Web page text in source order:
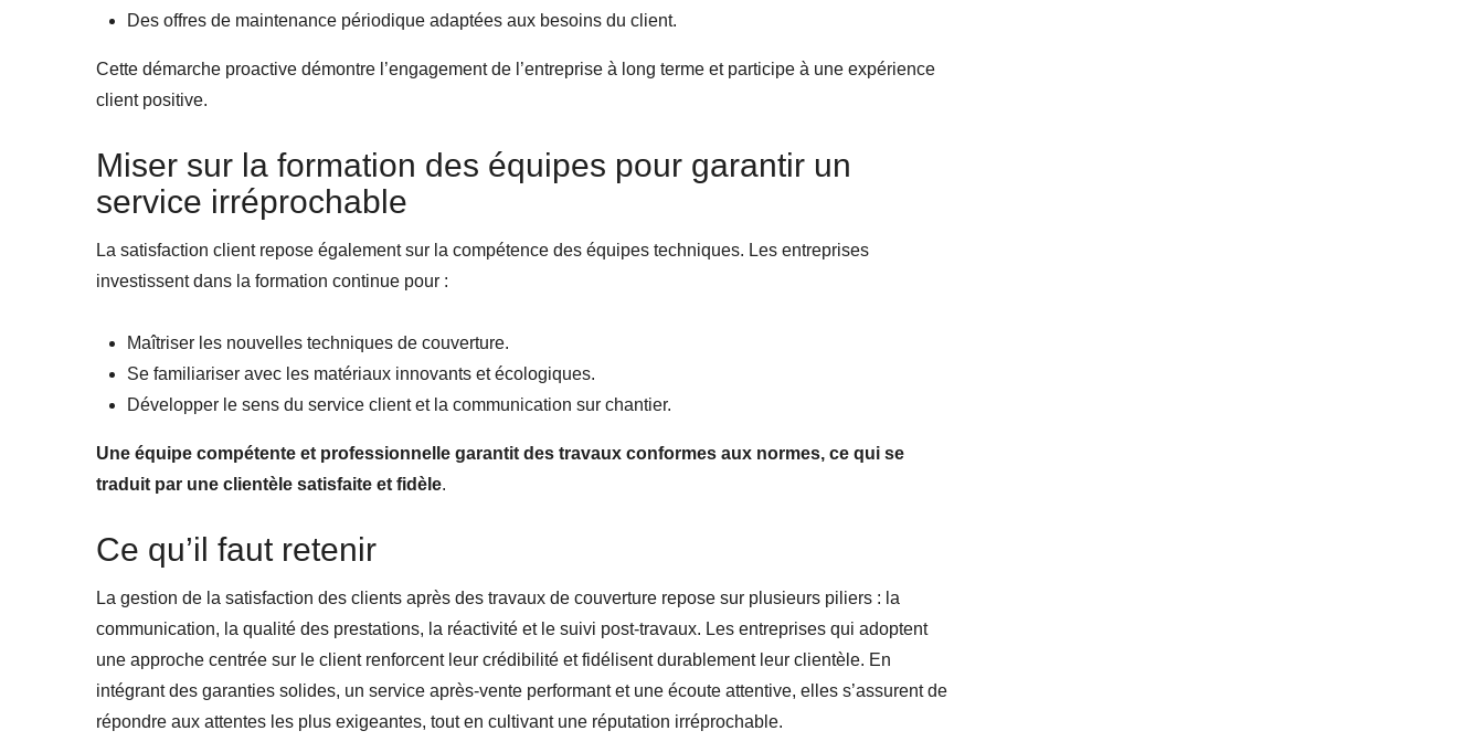
Des offres de maintenance périodique adaptées aux besoins du client.
Cette démarche proactive démontre l’engagement de l’entreprise à long terme et participe à une expérience
client positive.
Miser sur la formation des équipes pour garantir un
service irréprochable
La satisfaction client repose également sur la compétence des équipes techniques. Les entreprises
investissent dans la formation continue pour :
Maîtriser les nouvelles techniques de couverture.
Se familiariser avec les matériaux innovants et écologiques.
Développer le sens du service client et la communication sur chantier.
Une équipe compétente et professionnelle garantit des travaux conformes aux normes, ce qui se
traduit par une clientèle satisfaite et fidèle.
Ce qu’il faut retenir
La gestion de la satisfaction des clients après des travaux de couverture repose sur plusieurs piliers : la
communication, la qualité des prestations, la réactivité et le suivi post-travaux. Les entreprises qui adoptent
une approche centrée sur le client renforcent leur crédibilité et fidélisent durablement leur clientèle. En
intégrant des garanties solides, un service après-vente performant et une écoute attentive, elles s’assurent de
répondre aux attentes les plus exigeantes, tout en cultivant une réputation irréprochable.